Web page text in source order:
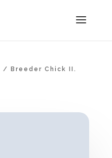
/ Breeder Chick II.